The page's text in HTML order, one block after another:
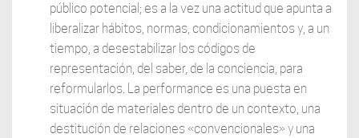
público potencial; es a la vez una actitud que apunta a
liberalizar hábitos, normas, condicionamientos y, a un
tiempo, a desestabilizar los códigos de
representación, del saber, de la conciencia, para
reformularlos. La performance es una puesta en
situación de materiales dentro de un contexto, una
destitución de relaciones «convencionales» y una